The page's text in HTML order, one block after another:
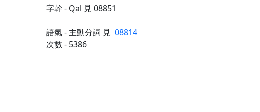
字幹 - Qal 見 08851
語氣 - 主動分詞 見 08814
次數 - 5386